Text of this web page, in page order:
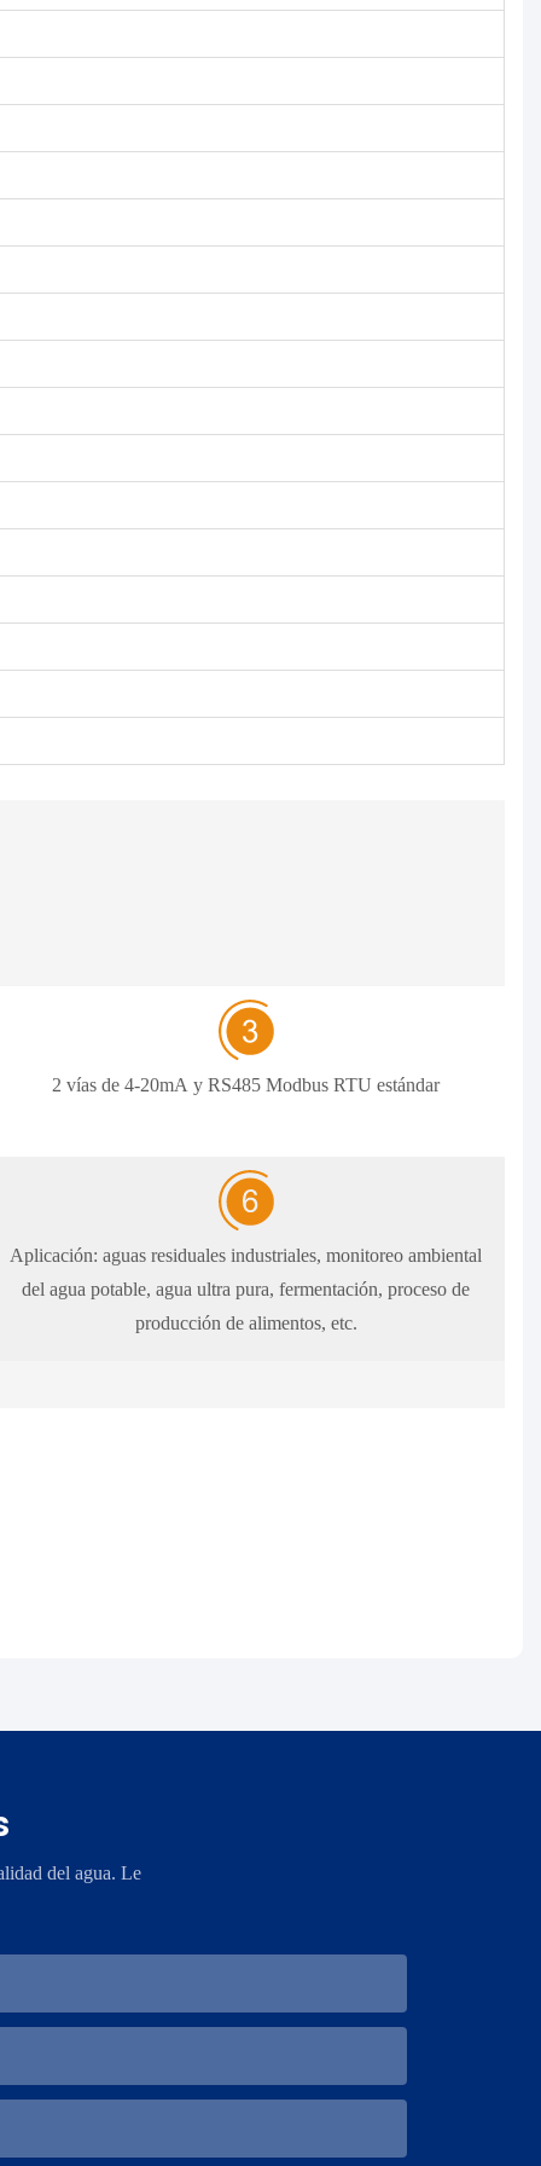
2 vías de 4-20mA y RS485 Modbus RTU estándar
Aplicación: aguas residuales industriales, monitoreo ambiental
del agua potable, agua ultra pura, fermentación, proceso de
producción de alimentos, etc.
del agua. Le